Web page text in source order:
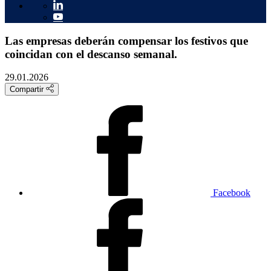
Las empresas deberán compensar los festivos que
coincidan con el descanso semanal.
29.01.2026
Compartir
Facebook